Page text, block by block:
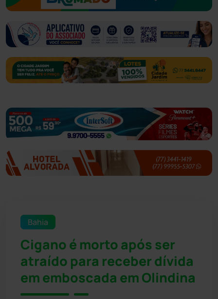
Bahia
Cigano é morto após ser
atraído para receber dívida
em emboscada em Olindina